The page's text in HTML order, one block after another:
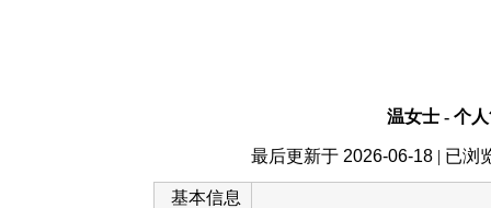
温女士 - 个
最后更新于 2026-06-18 | 已浏
基本信息